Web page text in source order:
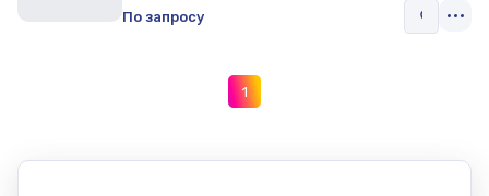
По запросу
1